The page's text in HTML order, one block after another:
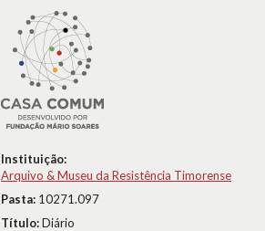
Instituição:
Arquivo & Museu da Resistência Timorense
Pasta: 10271.097
Título:Diário